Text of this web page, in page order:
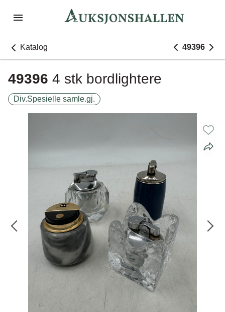
Katalog 49396
49396 4 stk bordlightere
Div.Spesielle samle.gj.